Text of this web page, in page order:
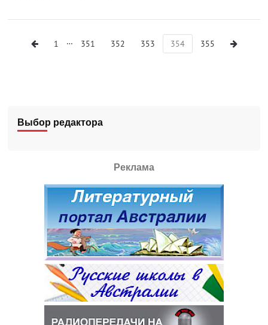
1 … 351 352 353 354 355
Выбор редактора
Реклама